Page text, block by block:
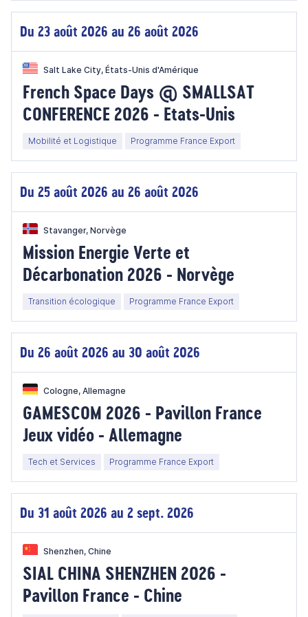
Du 23 août 2026 au 26 août 2026
Salt Lake City, États-Unis d'Amérique
French Space Days @ SMALLSAT
CONFERENCE 2026 - Etats-Unis
Mobilité et Logistique Programme France Export
Du 25 août 2026 au 26 août 2026
Stavanger, Norvège
Mission Energie Verte et
Décarbonation 2026 - Norvège
Transition écologique Programme France Export
Du 26 août 2026 au 30 août 2026
Cologne, Allemagne
GAMESCOM 2026 - Pavillon France
Jeux vidéo - Allemagne
Tech et Services Programme France Export
Du 31 août 2026 au 2 sept. 2026
Shenzhen, Chine
SIAL CHINA SHENZHEN 2026 -
Pavillon France - Chine